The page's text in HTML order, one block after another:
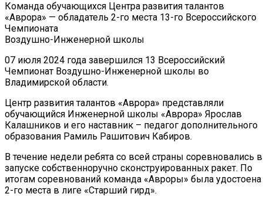
Команда обучающихся Центра развития талантов
«Аврора» — обладатель 2-го места 13-го Всероссийского
Чемпионата
Воздушно-Инженерной школы
07 июля 2024 года завершился 13 Всероссийский
Чемпионат Воздушно-Инженерной школы во
Владимирской области.
Центр развития талантов «Аврора» представляли
обучающийся Инженерной школы «Аврора» Ярослав
Калашников и его наставник – педагог дополнительного
образования Рамиль Рашитович Кабиров.
В течение недели ребята со всей страны соревновались в
запуске собственноручно сконструированных ракет. По
итогам соревнований команда «Авроры» была удостоена
2-го места в лиге «Старший гирд».